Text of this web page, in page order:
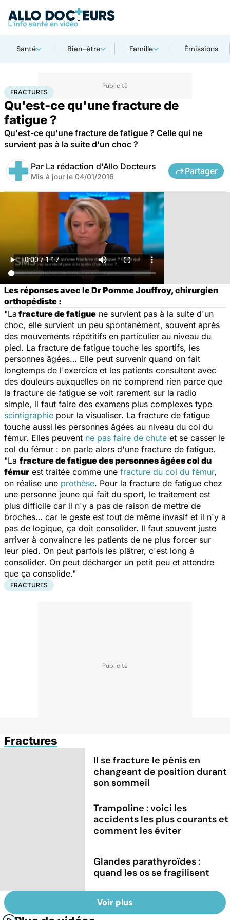
Santé Bien-être Famille Émissions
AccueilSantéFractures
FRACTURES
Qu'est-ce qu'une fracture de
fatigue ?
Qu'est-ce qu'une fracture de fatigue ? Celle qui ne
survient pas à la suite d'un choc ?
Par La rédaction d'Allo Docteurs
Mis à jour le 04/01/2016
Partager
Les réponses avec le Dr Pomme Jouffroy, chirurgien
orthopédiste :
"La fracture de fatigue ne survient pas à la suite d'un
choc, elle survient un peu spontanément, souvent après
des mouvements répétitifs en particulier au niveau du
pied. La fracture de fatigue touche les sportifs, les
personnes âgées… Elle peut survenir quand on fait
longtemps de l'exercice et les patients consultent avec
des douleurs auxquelles on ne comprend rien parce que
la fracture de fatigue se voit rarement sur la radio
simple, il faut faire des examens plus complexes type
scintigraphie pour la visualiser. La fracture de fatigue
touche aussi les personnes âgées au niveau du col du
fémur. Elles peuvent ne pas faire de chute et se casser le
col du fémur : on parle alors d'une fracture de fatigue.
"La fracture de fatigue des personnes âgées col du
fémur est traitée comme une fracture du col du fémur,
on réalise une prothèse. Pour la fracture de fatigue chez
une personne jeune qui fait du sport, le traitement est
plus difficile car il n'y a pas de raison de mettre de
broches… car le geste est tout de même invasif et il n'y a
pas de logique, ça doit consolider. Il faut souvent juste
arriver à convaincre les patients de ne plus forcer sur
leur pied. On peut parfois les plâtrer, c'est long à
consolider. On peut décharger un petit peu et attendre
que ça consolide."
FRACTURES
Fractures
Il se fracture le pénis en
changeant de position durant
son sommeil
Trampoline : voici les
accidents les plus courants et
comment les éviter
Glandes parathyroïdes :
quand les os se fragilisent
Voir plus